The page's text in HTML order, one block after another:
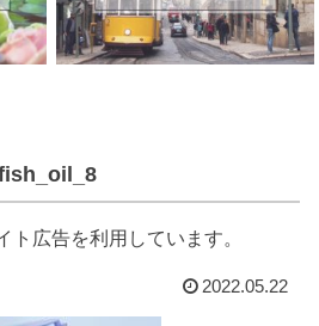
ト広告を利用しています。
2022.05.22